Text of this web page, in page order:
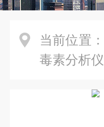
当前位置：
毒素分析仪